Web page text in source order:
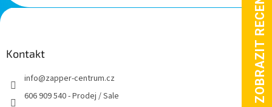
Z
á
Kontakt
info@zapper-centrum.cz
606 909 540 - Prodej / Sale